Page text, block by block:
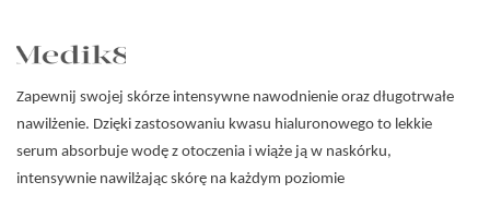
256 zł.
Zapewnij swojej skórze intensywne nawodnienie oraz długotrwałe
nawilżenie. Dzięki zastosowaniu kwasu hialuronowego to lekkie
serum absorbuje wodę z otoczenia i wiąże ją w naskórku,
intensywnie nawilżając skórę na każdym poziomie